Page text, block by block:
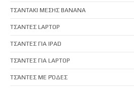
ΤΣΑΝΤΑΚΙ ΜΕΣΗΣ BANANA
ΤΣΑΝΤΕΣ LAPTOP
ΤΣΑΝΤΕΣ ΓΙΑ IPAD
ΤΣΆΝΤΕΣ ΓΙΑ LAPTOP
ΤΣΆΝΤΕΣ ΜΕ ΡΌΔΕΣ